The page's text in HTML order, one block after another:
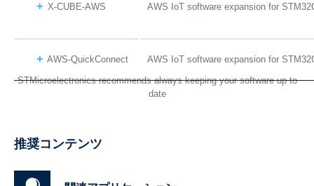
X-CUBE-AWS AWS IoT software expansion for
AWS-QuickConnect
AWS IoT software expansion for
STMicroelectronics recommends always keeping your software up to
date
推奨コンテンツ